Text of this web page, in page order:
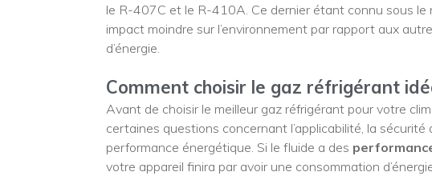
le R-407C et le R-410A. Ce dernier étant connu sous le
impact moindre sur l’environnement par rapport aux
d’énergie.
Comment choisir le gaz réfrigérant
Avant de choisir le meilleur gaz réfrigérant pour votre
certaines questions concernant l’applicabilité, la
performance énergétique. Si le fluide a des
votre appareil finira par avoir une consommation